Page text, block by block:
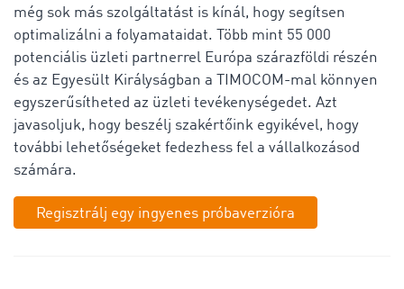
még sok más szolgáltatást is kínál, hogy segítsen
optimalizálni a folyamataidat. Több mint 55 000
potenciális üzleti partnerrel Európa szárazföldi részén
és az Egyesült Királyságban a TIMOCOM-mal könnyen
egyszerűsítheted az üzleti tevékenységedet. Azt
javasoljuk, hogy beszélj szakértőink egyikével, hogy
további lehetőségeket fedezhess fel a vállalkozásod
számára.
Regisztrálj egy ingyenes próbaverzióra